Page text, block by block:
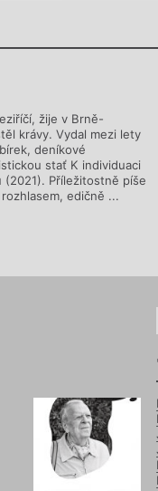
žije v Brně-
krávy. Vydal mezi lety
deníkové
stať K individuaci
(2021). Příležitostně píše
edičně ...